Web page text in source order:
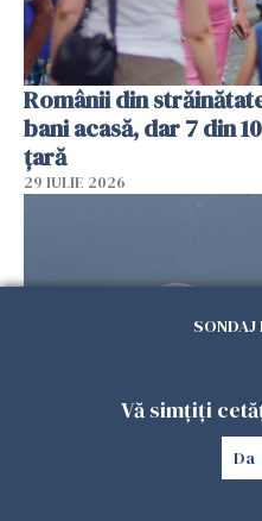
Românii din
bani acasă, dar 7 din
țară
29 IULIE 2026
Încă o dronă în
SONDAJ
Vă simțiți
Da